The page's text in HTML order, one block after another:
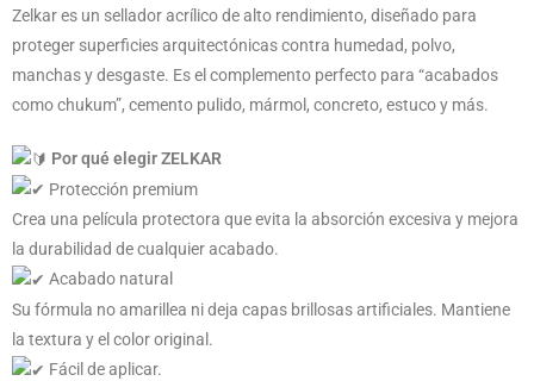
Zelkar es un sellador acrílico de alto rendimiento, diseñado para
proteger superficies arquitectónicas contra humedad, polvo,
manchas y desgaste. Es el complemento perfecto para “acabados
como chukum”, cemento pulido, mármol, concreto, estuco y más.
Por qué elegir ZELKAR
Protección premium
Crea una película protectora que evita la absorción excesiva y mejora
la durabilidad de cualquier acabado.
Acabado natural
Su fórmula no amarillea ni deja capas brillosas artificiales. Mantiene
la textura y el color original.
Fácil de aplicar.